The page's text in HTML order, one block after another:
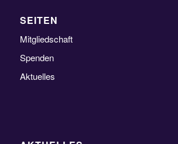
SEITEN
Mitgliedschaft
Spenden
Aktuelles